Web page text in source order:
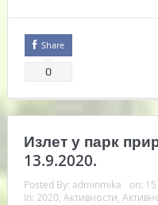
Share
0
Излет у парк
13.9.2020.
Posted By: adminmika on:
In: 2020, Активности,